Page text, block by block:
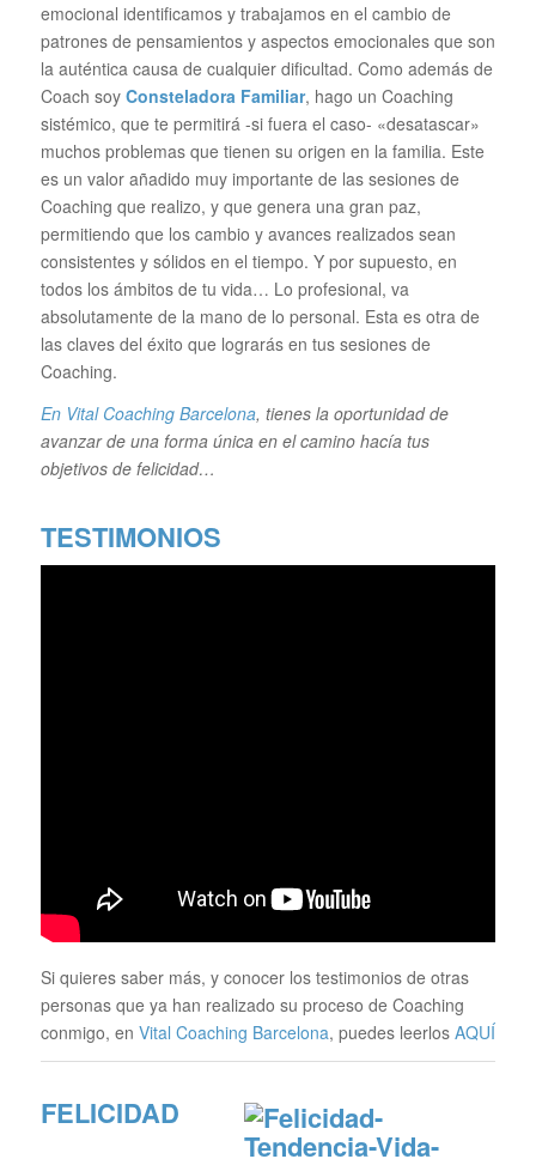
emocional identificamos y trabajamos en el cambio de
patrones de pensamientos y aspectos emocionales que son
la auténtica causa de cualquier dificultad. Como además de
Coach soy Consteladora Familiar, hago un Coaching
sistémico, que te permitirá -si fuera el caso- «desatascar»
muchos problemas que tienen su origen en la familia. Este
es un valor añadido muy importante de las sesiones de
Coaching que realizo, y que genera una gran paz,
permitiendo que los cambio y avances realizados sean
consistentes y sólidos en el tiempo. Y por supuesto, en
todos los ámbitos de tu vida… Lo profesional, va
absolutamente de la mano de lo personal. Esta es otra de
las claves del éxito que lograrás en tus sesiones de
Coaching.
En Vital Coaching Barcelona, tienes la oportunidad de
avanzar de una forma única en el camino hacía tus
objetivos de felicidad…
TESTIMONIOS
Si quieres saber más, y conocer los testimonios de otras
personas que ya han realizado su proceso de Coaching
conmigo, en Vital Coaching Barcelona, puedes leerlos AQUÍ
FELICIDAD